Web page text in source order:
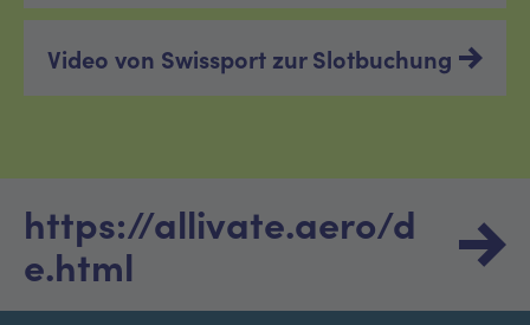
Video von Swissport zur Slotbuchung
https://allivate.aero/d
e.html